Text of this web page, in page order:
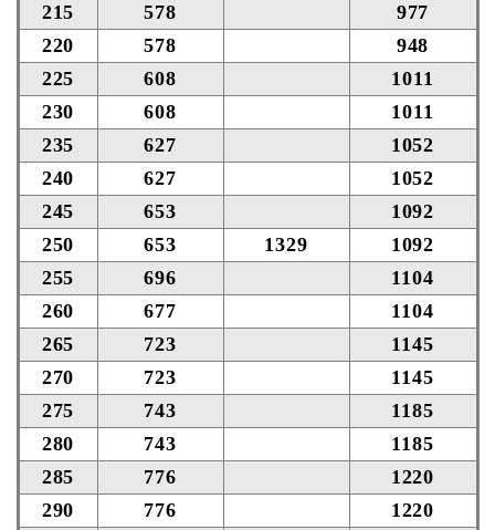
215
578
977
220
578
948
225
608
1011
230
608
1011
235
627
1052
240
627
1052
245
653
1092
250
653 1329
1092
255
696
1104
260
677
1104
265
723
1145
270
723
1145
275
743
1185
280
743
1185
285
776
1220
290
776 1220